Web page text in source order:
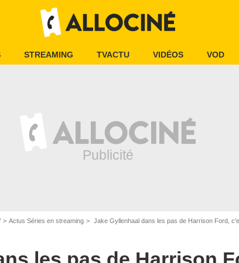
STREAMING TVACTU VIDÉOS VOD
Actus Séries en streaming Jake Gyllenhaal dans les pas de Harrison Ford,